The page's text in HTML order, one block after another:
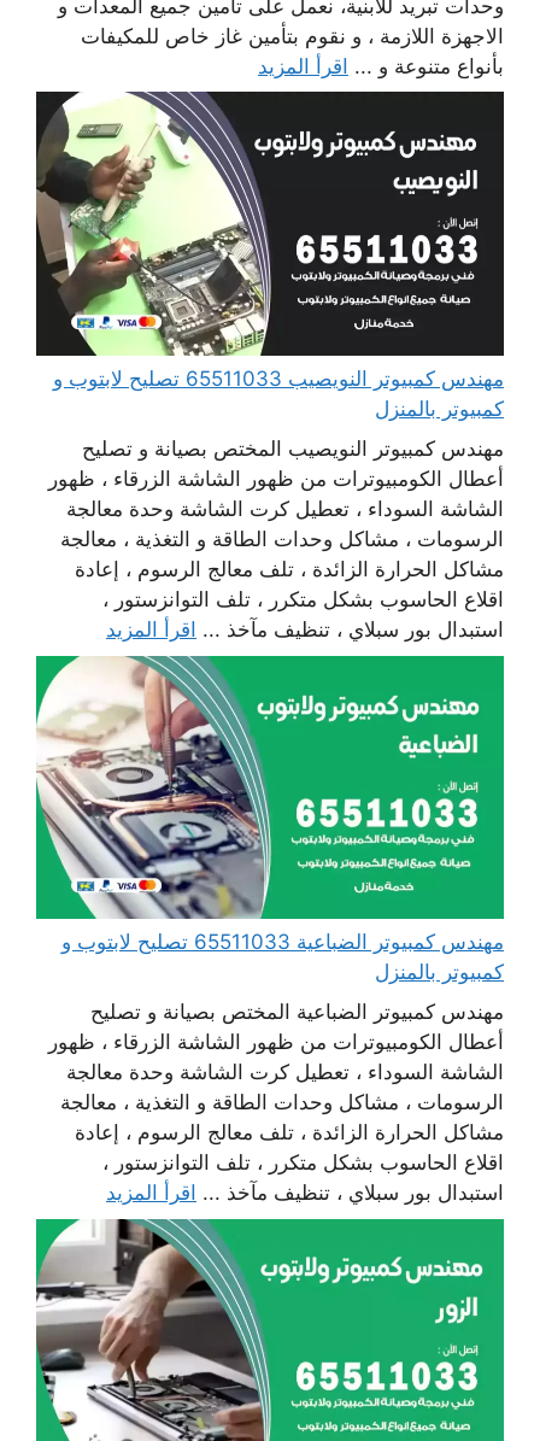
وحدات تبريد للابنية، نعمل على تأمين جميع المعدات و
الاجهزة اللازمة ، و نقوم بتأمين غاز خاص للمكيفات
بأنواع متنوعة و ... اقرأ المزيد
مهندس كمبيوتر النويصيب 65511033 تصليح لابتوب و
كمبيوتر بالمنزل
مهندس كمبيوتر النويصيب المختص بصيانة و تصليح
أعطال الكومبيوترات من ظهور الشاشة الزرقاء ، ظهور
الشاشة السوداء ، تعطيل كرت الشاشة وحدة معالجة
الرسومات ، مشاكل وحدات الطاقة و التغذية ، معالجة
مشاكل الحرارة الزائدة ، تلف معالج الرسوم ، إعادة
اقلاع الحاسوب بشكل متكرر ، تلف التوانزستور ،
استبدال بور سبلاي ، تنظيف مآخذ ... اقرأ المزيد
مهندس كمبيوتر الضباعية 65511033 تصليح لابتوب و
كمبيوتر بالمنزل
مهندس كمبيوتر الضباعية المختص بصيانة و تصليح
أعطال الكومبيوترات من ظهور الشاشة الزرقاء ، ظهور
الشاشة السوداء ، تعطيل كرت الشاشة وحدة معالجة
الرسومات ، مشاكل وحدات الطاقة و التغذية ، معالجة
مشاكل الحرارة الزائدة ، تلف معالج الرسوم ، إعادة
اقلاع الحاسوب بشكل متكرر ، تلف التوانزستور ،
استبدال بور سبلاي ، تنظيف مآخذ ... اقرأ المزيد